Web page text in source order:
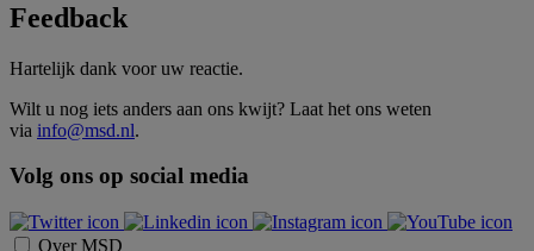
Feedback
Hartelijk dank voor uw reactie.
Wilt u nog iets anders aan ons kwijt? Laat het ons weten
via info@msd.nl.
Volg ons op social media
Over MSD